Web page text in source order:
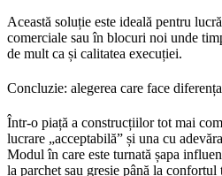
Această soluție este ideală pentru
comerciale sau în blocuri noi unde
de mult ca și calitatea execuției.
Concluzie: alegerea care face diferența
Într-o piață a construcțiilor tot mai
lucrare „acceptabilă” și una cu
Modul în care este turnată șapa
la parchet sau gresie până la confortul